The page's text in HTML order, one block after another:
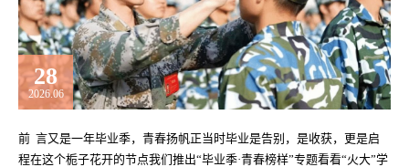
28
2026.06
前 言又是一年毕业季，青春扬帆正当时毕业是告别，是收获，更是启
程在这个栀子花开的节点我们推出“毕业季·青春榜样”专题看看“火大”学